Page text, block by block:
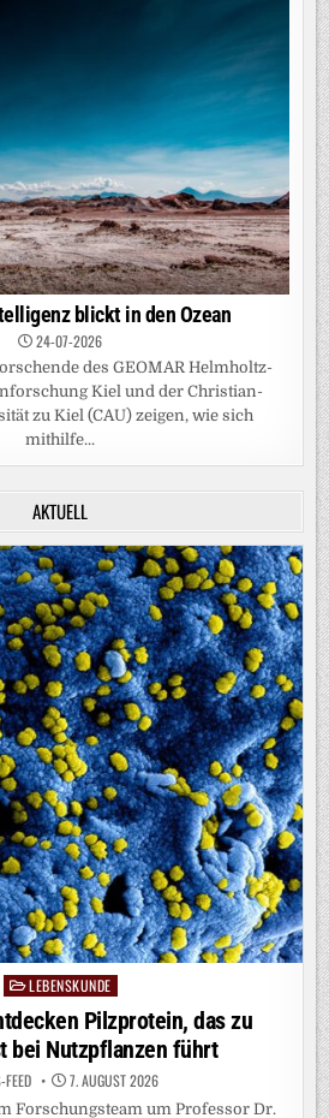
blickt in den Ozean
24-07-2026
des GEOMAR Helmholtz-
Kiel und der Christian-
zu Kiel (CAU) zeigen, wie sich
mithilfe...
AKTUELL
Posted
in
LEBENSKUNDE
Pilzprotein, das zu
bei Nutzpflanzen führt
FEED 7. AUGUST 2026
Forschungsteam um Professor Dr.